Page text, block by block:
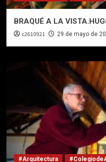
BRAQUÉ A LA
c2610921 29 de mayo de
#Arquitectura